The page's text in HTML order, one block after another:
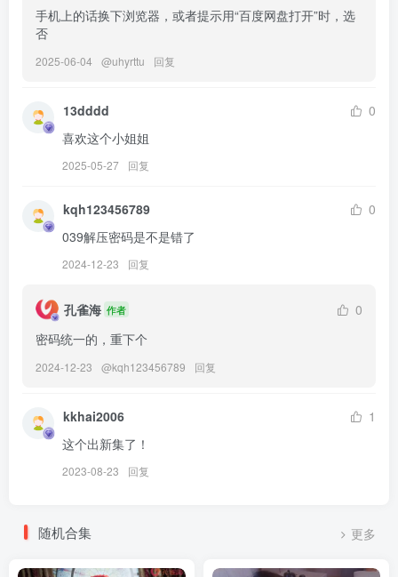
けん研(けんけん) – NO.073 [fantia] 2024.06 写真合集 [148P2V-
1.78GB]
けん研(けんけん) – NO.072 PINK×BLUE [100P-225MB]
[6.15]
けん研(けんけん) – NO.071 -チビニット birthday2024 [102P-279MB]
けん研(けんけん) – NO.070 [Fantia] 2024年05月[305P4V- 1.49GB]
1.28GB]
[4.5]
けん研(けんけん) – NO.068 24年03月合集[207P-5V-1.09G]
1.04GB]
手机上的话换下浏览器，或者提示用“百度网盘打开”时，选
否
2025-06-04 @uhyrttu 回复
13dddd
0
喜欢这个小姐姐
2025-05-27 回复
kqh123456789
0
039解压密码是不是错了
2024-12-23 回复
孔雀海 作者
0
密码统一的，重下个
2024-12-23 @kqh123456789 回复
kkhai2006
1
这个出新集了！
2023-08-23 回复
随机合集 更多